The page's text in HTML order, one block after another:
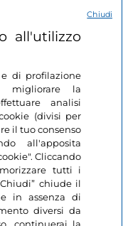
all'utilizzo
di profilazione
migliorare la
analisi
(divisi per
il tuo consenso
all'apposita
Cliccando
tutti i
chiude il
in assenza di
diversi da
Chiudi